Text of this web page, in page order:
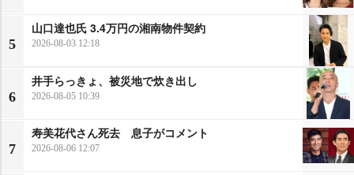
5
山口達也氏 3.4万円の湘南物件契約
2026-08-03 12:18
6
井手らっきょ、被災地で炊き出し
2026-08-05 10:39
7
寿美花代さん死去 息子がコメント
2026-08-06 12:07